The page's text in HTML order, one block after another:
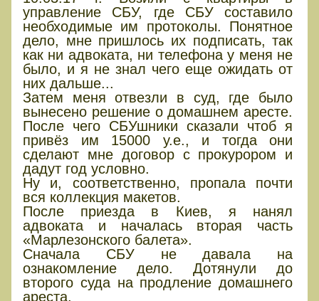
управление СБУ, где СБУ составило
необходимые им протоколы. Понятное
дело, мне пришлось их подписать, так
как ни адвоката, ни телефона у меня не
было, и я не знал чего еще ожидать от
них дальше...
Затем меня отвезли в суд, где было
вынесено решение о домашнем аресте.
После чего СБУшники сказали чтоб я
привёз им 15000 у.е., и тогда они
сделают мне договор с прокурором и
дадут год условно.
Ну и, соответственно, пропала почти
вся коллекция макетов.
После приезда в Киев, я нанял
адвоката и началась вторая часть
«Марлезонского балета».
Сначала СБУ не давала на
ознакомление дело. Дотянули до
второго суда на продление домашнего
ареста.